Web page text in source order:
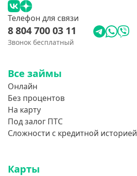
Телефон для связи
8 804 700 03 11
Звонок бесплатный
Все займы
Онлайн
Без процентов
На карту
Под залог ПТС
Сложности с кредитной историей
Карты